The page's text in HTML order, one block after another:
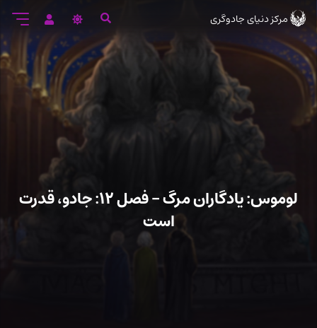
مرکز دنیای جادوگری
لوموس: یادگاران مرگ – فصل ۱۲: جادو، قدرت
است